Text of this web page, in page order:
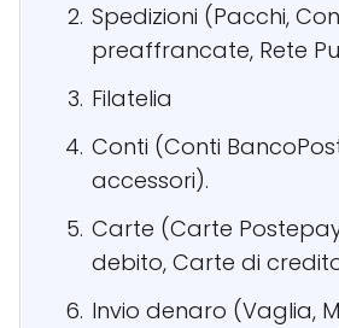
Spedizioni (Pacchi,
preaffrancate, Rete
Filatelia
Conti (Conti
accessori).
Carte (Carte
debito, Carte di
Invio denaro (Vaglia,